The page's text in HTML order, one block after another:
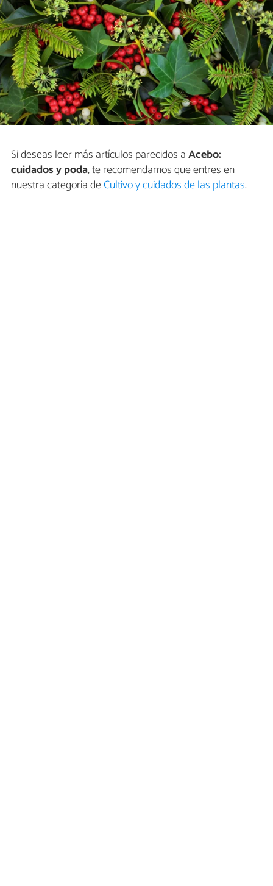
Si deseas leer más artículos parecidos aAcebo:
cuidados y poda, te recomendamos que entres en
nuestra categoría deCultivo y cuidados de las plantas.